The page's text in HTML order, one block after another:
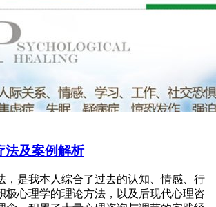
法及案例解析
，是我本人综合了过去的认知、情感、行
极心理学的理论方法，以及后现代心理咨